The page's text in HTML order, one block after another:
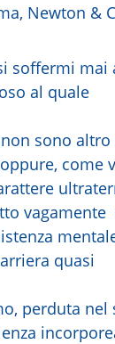
Newton &
soffermi mai
al quale
sono altro
come
vagamente
quasi
perduta nel